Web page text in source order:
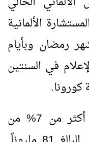
الألمانية
رمضان وبأيام
في السنتين
يشكل تعداد المسلمين اليوم أكثر من 7% من